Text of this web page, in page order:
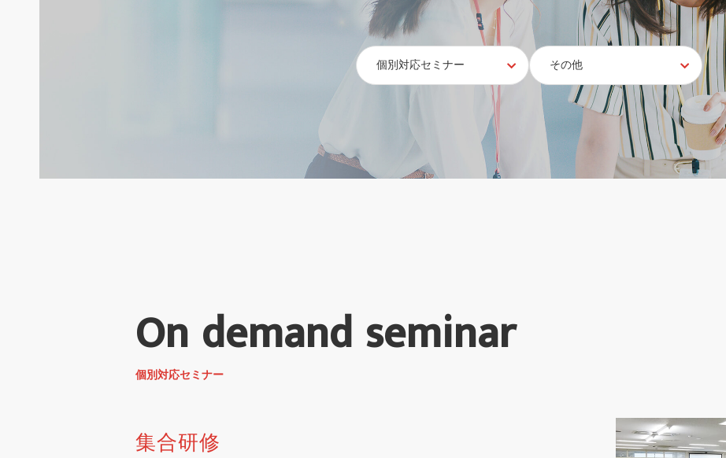
個別対応セミナー その他
On demand seminar
個別対応セミナー
集合研修